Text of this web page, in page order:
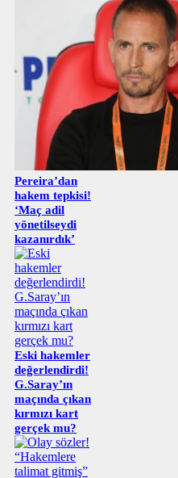
Pereira’dan
hakem tepkisi!
‘Maç adil
yönetilseydi
kazanırdık’
Eski hakemler
değerlendirdi!
G.Saray’ın
maçında çıkan
kırmızı kart
gerçek mu?